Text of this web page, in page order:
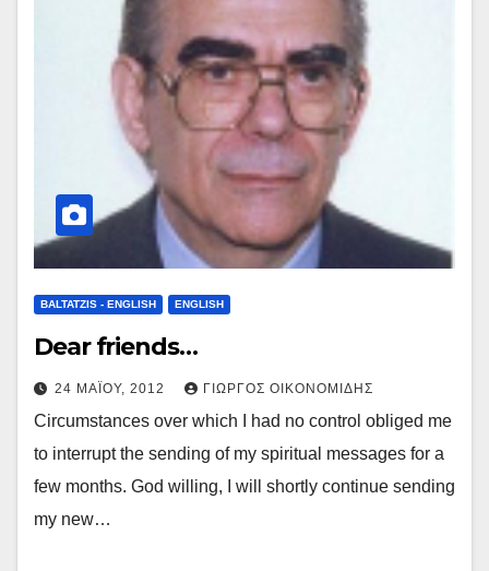
BALTATZIS - ENGLISH ENGLISH
Dear friends…
24 ΜΑΪ́ΟΥ, 2012 ΓΙΏΡΓΟΣ ΟΙΚΟΝΟΜΊΔΗΣ
Circumstances over which I had no control obliged me
to interrupt the sending of my spiritual messages for a
few months. God willing, I will shortly continue sending
my new…